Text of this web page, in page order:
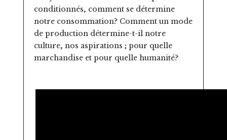
conditionnés, comment se détermine
notre consommation? Comment un mode
de production détermine-t-il notre
culture, nos aspirations ; pour quelle
marchandise et pour quelle humanité?